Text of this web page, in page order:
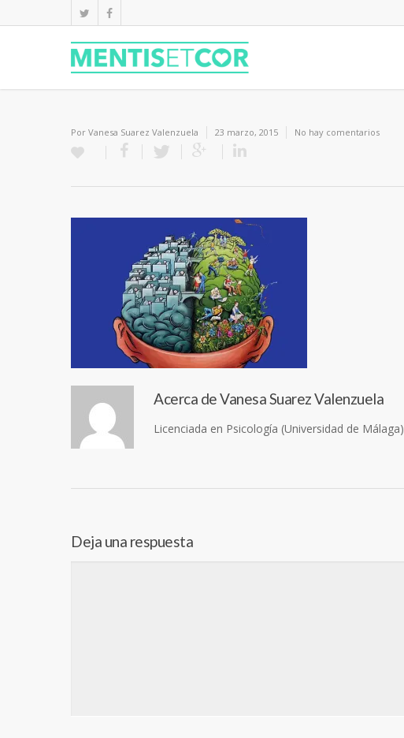
Por Vanesa Suarez Valenzuela 23 marzo, 2015 No hay comentarios
Acerca deVanesa Suarez Valenzuela
Licenciada en Psicología (Universidad de Málaga)
Deja una respuesta